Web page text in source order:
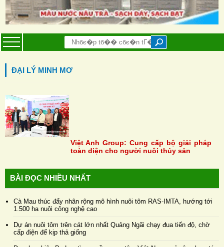
ĐẠI LÝ MINH MƠ
Việt Anh Group: Cung cấp bộ giải pháp
toàn diện cho người nuôi thủy sản
BÀI ĐỌC NHIỀU NHẤT
Cà Mau thúc đẩy nhân rộng mô hình nuôi tôm RAS-IMTA, hướng tới
1.500 ha nuôi công nghệ cao
Dự án nuôi tôm trên cát lớn nhất Quảng Ngãi chạy đua tiến độ, chờ
cấp điện để kịp thả giống